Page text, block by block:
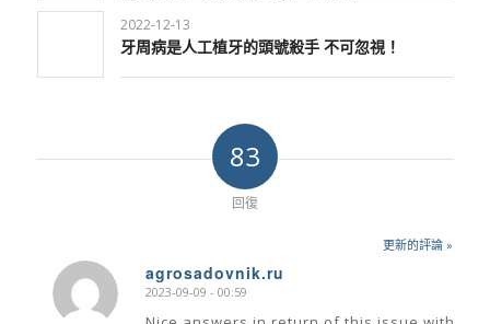
2022-12-13
牙周病是人工植牙的頭號殺手 不可忽視！
83
回復
更新的評論 »
agrosadovnik.ru
says:
2023-09-09 - 00:59